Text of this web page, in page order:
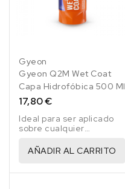
Gyeon
Gyeon Q2M Wet Coat
Capa Hidrofóbica 500 Ml
17,80 €
Ideal para ser aplicado
sobre cualquier
coche como la pintura,
plásticos, metales,
AÑADIR AL CARRITO